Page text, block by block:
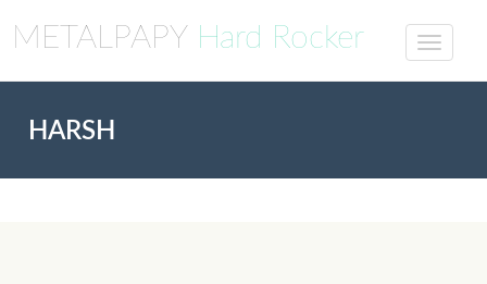
METALPAPY Hard Rocker
HARSH